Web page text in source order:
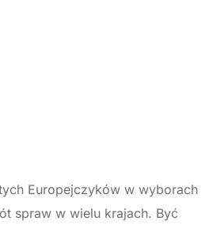
Europejczyków w wyborach
spraw w wielu krajach. Być